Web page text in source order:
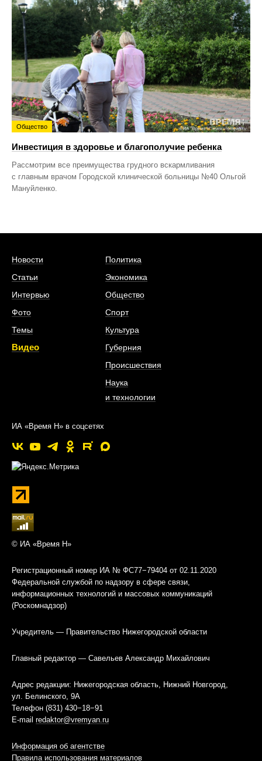
Общество
Инвестиция в здоровье и благополучие ребенка
Рассмотрим все преимущества грудного вскармливания
с главным врачом Городской клинической больницы №40 Ольгой
Мануйленко.
Новости
Статьи
Интервью
Фото
Темы
Видео
Политика
Экономика
Общество
Спорт
Культура
Губерния
Происшествия
Наука
и технологии
ИА «Время Н» в соцсетях
© ИА «Время Н»
Регистрационный номер ИА № ФС77−79404 от 02.11.2020
Федеральной службой по надзору в сфере связи,
информационных технологий и массовых коммуникаций
(Роскомнадзор)
Учредитель — Правительство Нижегородской области
Главный редактор — Савельев Александр Михайлович
Адрес редакции: Нижегородская область, Нижний Новгород,
ул. Белинского, 9А
Телефон (831) 430−18−91
E-mail redaktor@vremyan.ru
Информация об агентстве
Правила использования материалов